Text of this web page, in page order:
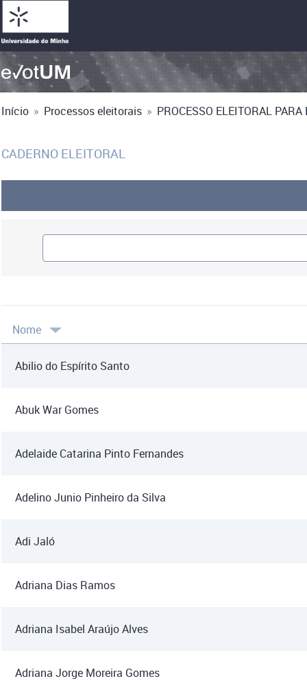
Início » Processos eleitorais » PROCESSO ELEITORAL
CADERNO ELEITORAL
Nome
Abilio do Espírito Santo
Abuk War Gomes
Adelaide Catarina Pinto Fernandes
Adelino Junio Pinheiro da Silva
Adi Jaló
Adriana Dias Ramos
Adriana Isabel Araújo Alves
Adriana Jorge Moreira Gomes